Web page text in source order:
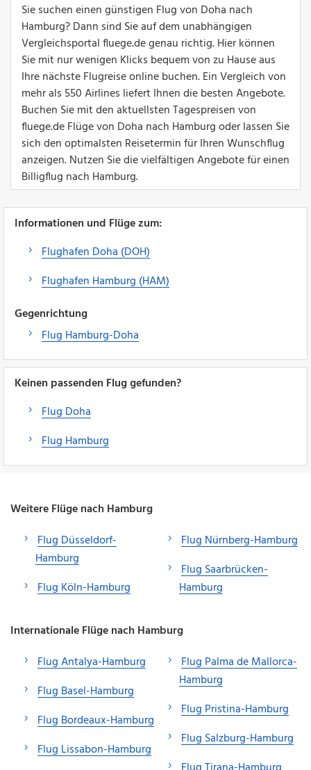
Sie suchen einen günstigen Flug von Doha nach
Hamburg? Dann sind Sie auf dem unabhängigen
Vergleichsportal fluege.de genau richtig. Hier können
Sie mit nur wenigen Klicks bequem von zu Hause aus
Ihre nächste Flugreise online buchen. Ein Vergleich von
mehr als 550 Airlines liefert Ihnen die besten Angebote.
Buchen Sie mit den aktuellsten Tagespreisen von
fluege.de Flüge von Doha nach Hamburg oder lassen Sie
sich den optimalsten Reisetermin für Ihren Wunschflug
anzeigen. Nutzen Sie die vielfältigen Angebote für einen
Billigflug nach Hamburg.
Informationen und Flüge zum:
Flughafen Doha (DOH)
Flughafen Hamburg (HAM)
Gegenrichtung
Flug Hamburg-Doha
Keinen passenden Flug gefunden?
Flug Doha
Flug Hamburg
Weitere Flüge nach Hamburg
Flug Düsseldorf-
Hamburg
Flug Köln-Hamburg
Flug Nürnberg-Hamburg
Flug Saarbrücken-
Hamburg
Internationale Flüge nach Hamburg
Flug Antalya-Hamburg
Flug Basel-Hamburg
Flug Bordeaux-Hamburg
Flug Lissabon-Hamburg
Flug Palma de Mallorca-
Hamburg
Flug Pristina-Hamburg
Flug Salzburg-Hamburg